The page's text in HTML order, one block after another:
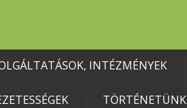
INTÉZMÉNYEK
TÖRTÉNETÜNK